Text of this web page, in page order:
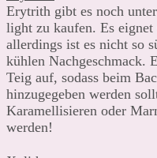
Erytrith gibt es noch
light zu kaufen. Es eignet
allerdings ist es nicht so
kühlen Nachgeschmack.
Teig auf, sodass beim
hinzugegeben werden
Karamellisieren oder
werden!